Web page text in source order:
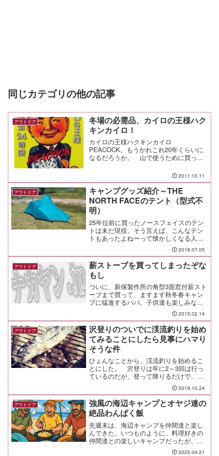
同じカテゴリの他の記事
アウトドア
冬場の必需品、カイロの王様ハク
キンカイロ！
カイロの王様ハクキンカイロ
PEACOCK。もうかれこれ20年くらいに
なるだろうか。 山で使うために買って
当に素晴らしい。 ベンジンと白金の化
学反応を利用しているので、火を使わな
いから安全な携帯懐炉だ。使...
2011.10.11
アウトドア
キャンプグッズ紹介～THE
NORTH FACEのテント（型式不
明）
25年位前に買ったノースフェイスのテン
トは未だ現役。そう言えば、こんなテン
トもあったよねーって懐かしくなる人
2018.07.05
アウトドア
薪ストーブを買ってしまったぞな
もし
ついに、新保製作所の角型3面窓付薪スト
ーブまで買って、ますます秋冬春キャン
プに猛進するパパ。子供達も楽しみな薪
2015.02.14
アウトドア
沢登りのついでに渓流釣りを始め
てみることにしたら見事にハマり
そうな件
ひょんなことから、渓流釣りを始めるこ
とにした。 沢登りは年に2～3回は行っ
ているのだが、登って降りるだけで、そ
こから釣りとかには発展しないまま今に
至っていたんだが、釣り好きの友人と地
方の沢を訪れて、渓流釣りも面白そうだ
なーと改めて実感。一念...
2019.10.24
アウトドア
強風の海辺キャンプとオヤジ達の
絶品わんぱく飯
先週末は、海辺キャンプを仲間達と楽し
んできた。いつものように、料理好きの
仲間達との楽しいキャンプだったが、料
理とともに過酷さを楽しむキャンプにも
2025.04.21